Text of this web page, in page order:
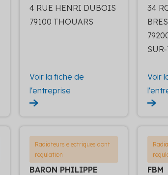
4 RUE HENRI DUBOIS
79100 THOUARS
Voir la fiche de
l'entreprise
34
Voir
Radiateurs electriques dont
regulation
BARON PHILIPPE
FBM